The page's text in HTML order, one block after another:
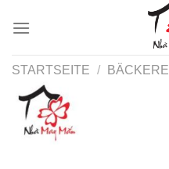
STARTSEITE / BÄCKEREI